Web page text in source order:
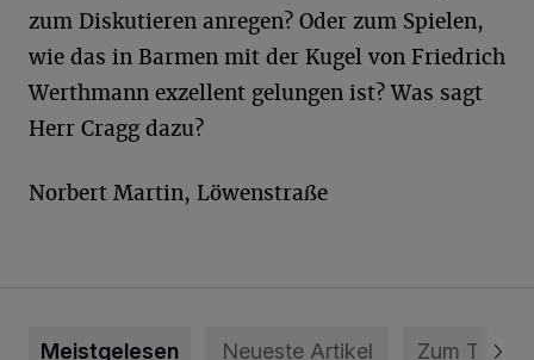
zum Diskutieren anregen? Oder zum Spielen,
wie das in Barmen mit der Kugel von Friedrich
Werthmann exzellent gelungen ist? Was sagt
Herr Cragg dazu?
Norbert Martin, Löwenstraße
Meistgelesen Neueste Artikel Zum Thema